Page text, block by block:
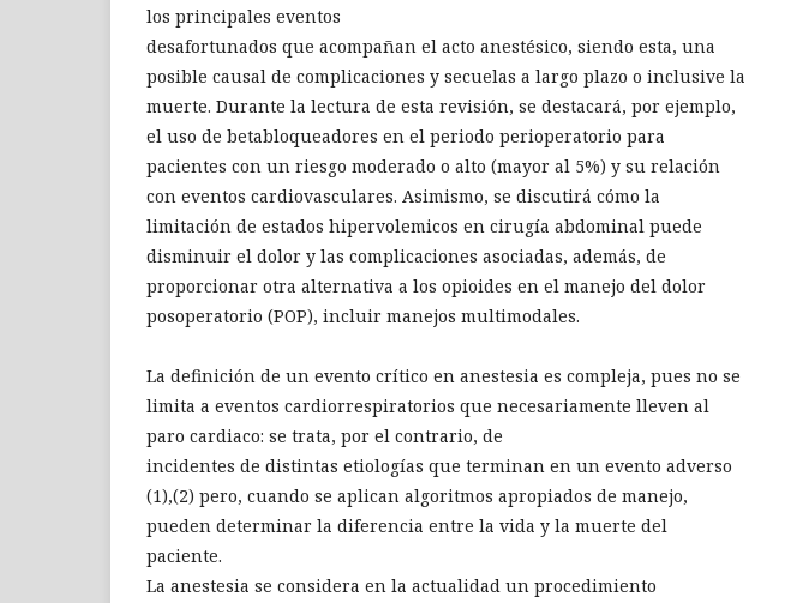
los principales eventos
desafortunados que acompañan el acto anestésico, siendo esta, una
posible causal de complicaciones y secuelas a largo plazo o inclusive la
muerte. Durante la lectura de esta revisión, se destacará, por ejemplo,
el uso de betabloqueadores en el periodo perioperatorio para
pacientes con un riesgo moderado o alto (mayor al 5%) y su relación
con eventos cardiovasculares. Asimismo, se discutirá cómo la
limitación de estados hipervolemicos en cirugía abdominal puede
disminuir el dolor y las complicaciones asociadas, además, de
proporcionar otra alternativa a los opioides en el manejo del dolor
posoperatorio (POP), incluir manejos multimodales.
La definición de un evento crítico en anestesia es compleja, pues no se
limita a eventos cardiorrespiratorios que necesariamente lleven al
paro cardiaco: se trata, por el contrario, de
incidentes de distintas etiologías que terminan en un evento adverso
(1),(2) pero, cuando se aplican algoritmos apropiados de manejo,
pueden determinar la diferencia entre la vida y la muerte del
paciente.
La anestesia se considera en la actualidad un procedimiento